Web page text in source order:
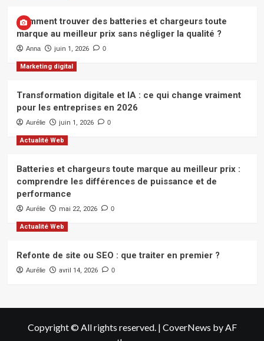
Comment trouver des batteries et chargeurs toute
marque au meilleur prix sans négliger la qualité ?
Anna juin 1, 2026 0
Marketing digital
Transformation digitale et IA : ce qui change vraiment
pour les entreprises en 2026
Aurélie juin 1, 2026 0
Actualité Web
Batteries et chargeurs toute marque au meilleur prix :
comprendre les différences de puissance et de
performance
Aurélie mai 22, 2026 0
Actualité Web
Refonte de site ou SEO : que traiter en premier ?
Aurélie avril 14, 2026 0
Copyright © All rights reserved. | CoverNews by AF